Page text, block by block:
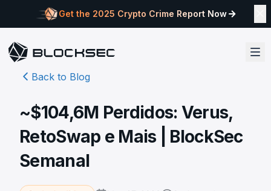
Get the 2025 Crypto Crime Report Now
Back to Blog
~$104,6M Perdidos: Verus,
RetoSwap e Mais | BlockSec
Semanal